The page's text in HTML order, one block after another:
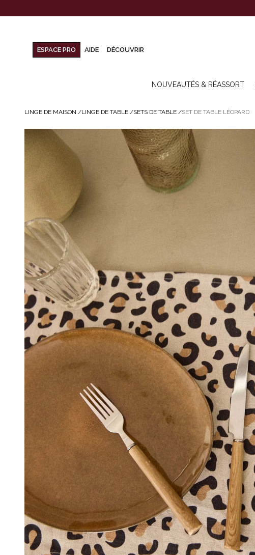
ESPACE PRO AIDE DÉCOUVRIR
NOUVEAUTÉS & RÉASSORT
LINGE DE MAISON /LINGE DE TABLE /SETS DE TABLE /SET DE TABLE LÉOPARD